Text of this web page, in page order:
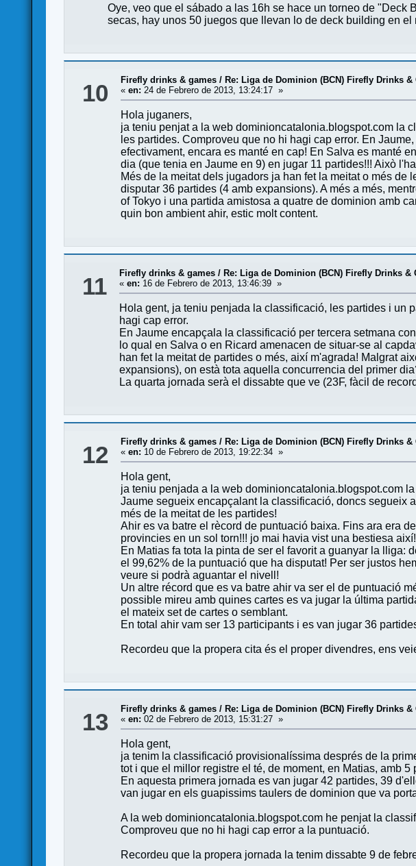
Oye, veo que el sábado a las 16h se hace un torneo de
secas, hay unos 50 juegos que llevan lo de deck building en
10 Firefly drinks & games /Re: Liga de Dominion (BCN) Firefly Drinks &
«en: 24 de Febrero de 2013, 13:24:17 »
Hola juganers,
ja teniu penjat a la web dominioncatalonia.blogspot.com la
les partides. Comproveu que no hi hagi cap error. En
efectivament, encara es manté en cap! En Salva es manté
dia (que tenia en Jaume en 9) en jugar 11 partides!!! Això
Més de la meitat dels jugadors ja han fet la meitat o més de
disputar 36 partides (4 amb expansions). A més a més,
of Tokyo i una partida amistosa a quatre de dominion amb
quin bon ambient ahir, estic molt content.
11 Firefly drinks & games /Re: Liga de Dominion (BCN) Firefly Drinks &
«en: 16 de Febrero de 2013, 13:46:39 »
Hola gent, ja teniu penjada la classificació, les partides i un
hagi cap error.
En Jaume encapçala la classificació per tercera setmana
lo qual en Salva o en Ricard amenacen de situar-se al
han fet la meitat de partides o més, així m'agrada! Malgrat
expansions), on està tota aquella concurrencia del primer
La quarta jornada serà el dissabte que ve (23F, fàcil de
12 Firefly drinks & games /Re: Liga de Dominion (BCN) Firefly Drinks &
«en: 10 de Febrero de 2013, 19:22:34 »
Hola gent,
ja teniu penjada a la web dominioncatalonia.blogspot.com
Jaume segueix encapçalant la classificació, doncs segueix
més de la meitat de les partides!
Ahir es va batre el rècord de puntuació baixa. Fins ara era
provincies en un sol torn!!! jo mai havia vist una bestiesa
En Matias fa tota la pinta de ser el favorit a guanyar la lliga:
el 99,62% de la puntuació que ha disputat! Per ser justos
veure si podrà aguantar el nivell!
Un altre récord que es va batre ahir va ser el de puntuació
possible mireu amb quines cartes es va jugar la última
el mateix set de cartes o semblant.
En total ahir vam ser 13 participants i es van jugar 36
Recordeu que la propera cita és el proper divendres, ens
13 Firefly drinks & games /Re: Liga de Dominion (BCN) Firefly Drinks &
«en: 02 de Febrero de 2013, 15:31:27 »
Hola gent,
ja tenim la classificació provisionalíssima després de la
tot i que el millor registre el té, de moment, en Matias, amb 5
En aquesta primera jornada es van jugar 42 partides, 39
van jugar en els guapissims taulers de dominion que va
A la web dominioncatalonia.blogspot.com he penjat la
Comproveu que no hi hagi cap error a la puntuació.
Recordeu que la propera jornada la tenim dissabte 9 de